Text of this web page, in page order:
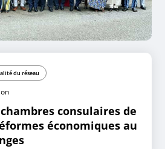
du réseau
consulaires de
économiques au